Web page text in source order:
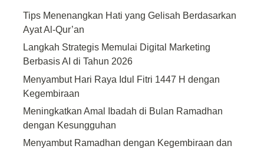
Tips Menenangkan Hati yang Gelisah Berdasarkan
Ayat Al-Qur’an
Langkah Strategis Memulai Digital Marketing
Berbasis AI di Tahun 2026
Menyambut Hari Raya Idul Fitri 1447 H dengan
Kegembiraan
Meningkatkan Amal Ibadah di Bulan Ramadhan
dengan Kesungguhan
Menyambut Ramadhan dengan Kegembiraan dan